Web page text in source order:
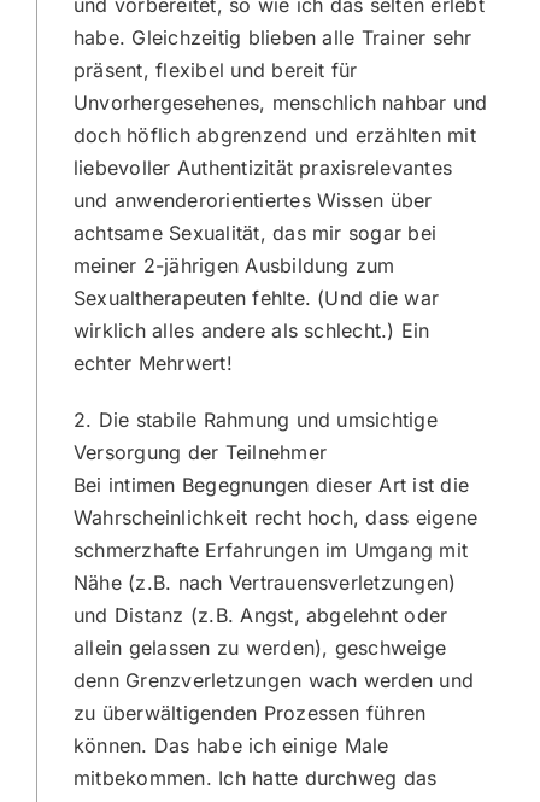
und vorbereitet, so wie ich das selten erlebt
habe. Gleichzeitig blieben alle Trainer sehr
präsent, flexibel und bereit für
Unvorhergesehenes, menschlich nahbar und
doch höflich abgrenzend und erzählten mit
liebevoller Authentizität praxisrelevantes
und anwenderorientiertes Wissen über
achtsame Sexualität, das mir sogar bei
meiner 2-jährigen Ausbildung zum
Sexualtherapeuten fehlte. (Und die war
wirklich alles andere als schlecht.) Ein
echter Mehrwert!
2. Die stabile Rahmung und umsichtige
Versorgung der Teilnehmer
Bei intimen Begegnungen dieser Art ist die
Wahrscheinlichkeit recht hoch, dass eigene
schmerzhafte Erfahrungen im Umgang mit
Nähe (z.B. nach Vertrauensverletzungen)
und Distanz (z.B. Angst, abgelehnt oder
allein gelassen zu werden), geschweige
denn Grenzverletzungen wach werden und
zu überwältigenden Prozessen führen
können. Das habe ich einige Male
mitbekommen. Ich hatte durchweg das